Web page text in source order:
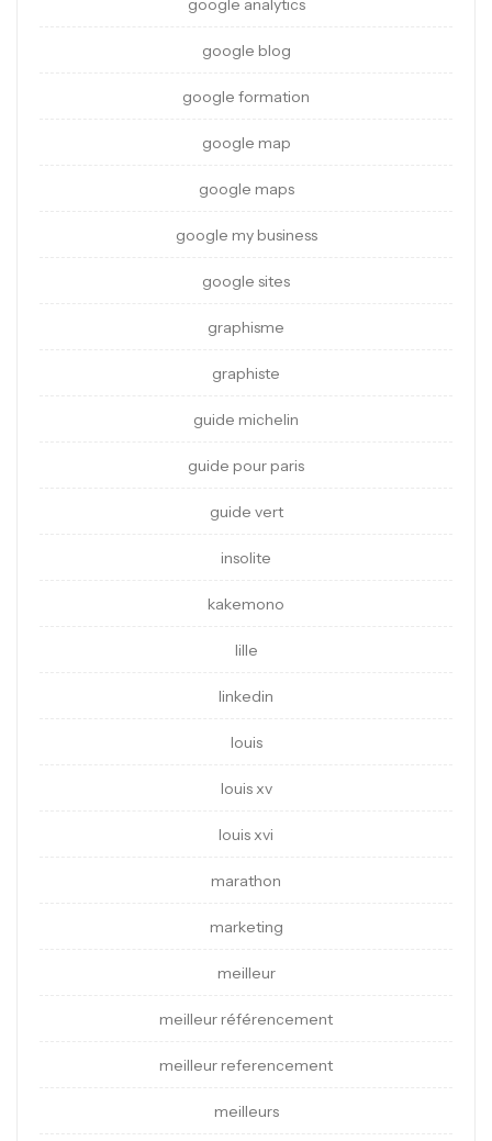
google analytics
google blog
google formation
google map
google maps
google my business
google sites
graphisme
graphiste
guide michelin
guide pour paris
guide vert
insolite
kakemono
lille
linkedin
louis
louis xv
louis xvi
marathon
marketing
meilleur
meilleur référencement
meilleur referencement
meilleurs